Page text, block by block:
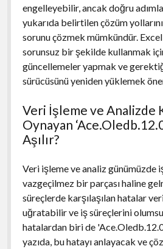
engelleyebilir, ancak doğru
yukarıda belirtilen çözüm
sorunu çözmek mümkündür. Excel
sorunsuz bir şekilde kullanmak
güncellemeler yapmak ve
sürücüsünü yeniden yüklemek
Veri İşleme ve Analizde
Oynayan
Aşılır?
Veri işleme ve analiz günümüzde
vazgeçilmez bir parçası haline
süreçlerde karşılaşılan hatalar
uğratabilir ve iş süreçlerini
hatalardan biri de
yazıda, bu hatayı anlayacak ve